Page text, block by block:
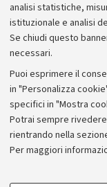
analisi statistiche,
istituzionale e analisi
Se chiudi questo
necessari.
Puoi esprimere il
in "Personalizza
specifici in "Mostra
Potrai sempre
rientrando nella
Per maggiori